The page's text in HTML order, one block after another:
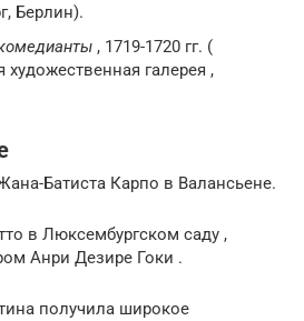
Берлин).
, 1719-1720 гг. (
галерея ,
Батиста Карпо в Валансьене.
в Люксембургском саду ,
Анри Дезире Гоки .
получила широкое